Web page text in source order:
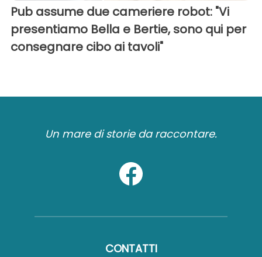
Pub assume due cameriere robot: "Vi
presentiamo Bella e Bertie, sono qui per
consegnare cibo ai tavoli"
Un mare di storie da raccontare.
CONTATTI